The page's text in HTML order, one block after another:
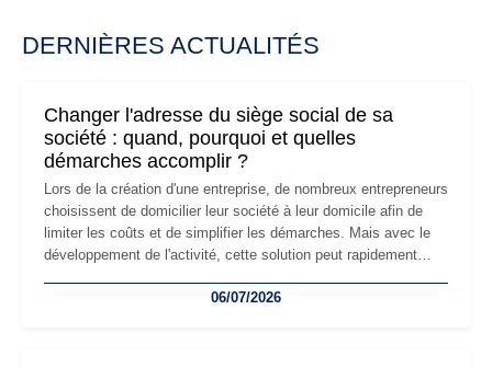
DERNIÈRES ACTUALITÉS
Changer l'adresse du siège social de sa
société : quand, pourquoi et quelles
démarches accomplir ?
Lors de la création d'une entreprise, de nombreux entrepreneurs
choisissent de domicilier leur société à leur domicile afin de
limiter les coûts et de simplifier les démarches. Mais avec le
développement de l'activité, cette solution peut rapidement
professionnels, recrutement, image de marque… Le
06/07/2026